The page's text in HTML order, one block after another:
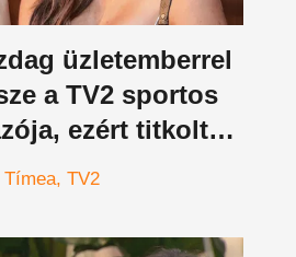
üzletemberrel
a TV2 sportos
ezért titkolta
TV2